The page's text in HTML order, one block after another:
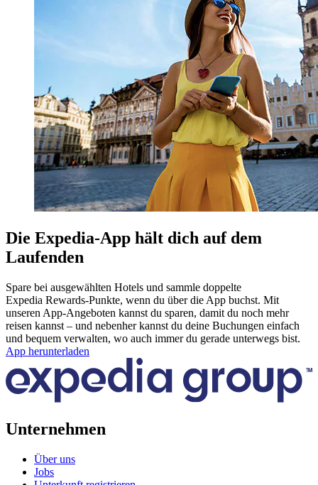
Die Expedia-App hält dich auf dem
Laufenden
Spare bei ausgewählten Hotels und sammle doppelte
Expedia Rewards-Punkte, wenn du über die App buchst. Mit
unseren App-Angeboten kannst du sparen, damit du noch mehr
reisen kannst – und nebenher kannst du deine Buchungen einfach
und bequem verwalten, wo auch immer du gerade unterwegs bist.
App herunterladen
Unternehmen
Über uns
Jobs